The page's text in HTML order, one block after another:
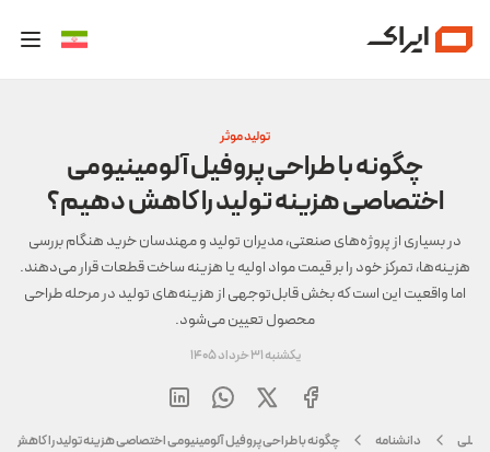
تولید موثر
چگونه با طراحی پروفیل آلومینیومی
اختصاصی هزینه تولید را کاهش دهیم؟
در بسیاری از پروژه‌های صنعتی، مدیران تولید و مهندسان خرید هنگام بررسی
هزینه‌ها، تمرکز خود را بر قیمت مواد اولیه یا هزینه ساخت قطعات قرار می‌دهند.
اما واقعیت این است که بخش قابل‌توجهی از هزینه‌های تولید در مرحله طراحی
محصول تعیین می‌شود.
یکشنبه 31 خرداد 1405
اصلی دانشنامه چگونه با طراحی پروفیل آلومینیومی اختصاصی هزینه تولید را کاهش